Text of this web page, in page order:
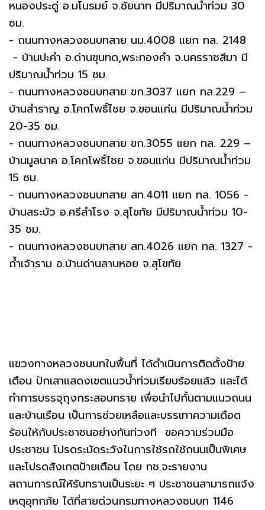
หนองประดู่ อ.มโนรมย์ จ.ชัยนาท มีปริมาณน้ำท่วม 30
ซม.
- ถนนทางหลวงชนบทสาย นม.4008 แยก ทล. 2148
- บ้านปะคำ อ.ด่านขุนทด,พระทองคำ จ.นครราชสีมา มี
ปริมาณน้ำท่วม 15 ซม.
- ถนนทางหลวงชนบทสาย ขก.3037 แยก ทล.229 –
บ้านสำราญ อ.โคกโพธิ์ไชย จ.ขอนแก่น มีปริมาณน้ำท่วม
20-35 ซม.
- ถนนทางหลวงชนบทสาย ขก.3055 แยก ทล. 229 –
บ้านมูลนาค อ.โคกโพธิ์ไชย จ.ขอนแก่น มีปริมาณน้ำท่วม
15 ซม.
- ถนนทางหลวงชนบทสาย สท.4011 แยก ทล. 1056 -
บ้านสระบัว อ.ศรีสำโรง จ.สุโขทัย มีปริมาณน้ำท่วม 10-
35 ซม.
- ถนนทางหลวงชนบทสาย สท.4026 แยก ทล. 1327 -
ถ้ำเจ้าราม อ.บ้านด่านลานหอย จ.สุโขทัย
แขวงทางหลวงชนบทในพื้นที่ ได้ดำเนินการติดตั้งป้าย
เตือน ปักเสาแสดงเขตแนวน้ำท่วมเรียบร้อยแล้ว และได้
ทำการบรรจุถุงกระสอบทราย เพื่อนำไปกั้นตามแนวถนน
และบ้านเรือน เป็นการช่วยเหลือและบรรเทาความเดือด
ร้อนให้กับประชาชนอย่างทันท่วงที ขอความร่วมมือ
ประชาชน โปรดระมัดระวังในการใช้รถใช้ถนนเป็นพิเศษ
และโปรดสังเกตป้ายเตือน โดย ทช.จะรายงาน
สถานการณ์ให้รับทราบเป็นระยะ ๆ ประชาชนสามารถแจ้ง
เหตุอุทกภัย ได้ที่สายด่วนกรมทางหลวงชนบท 1146